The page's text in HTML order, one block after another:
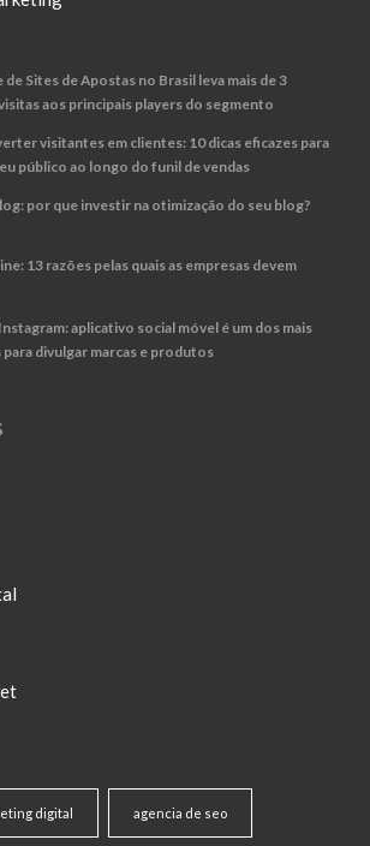
de Sites de Apostas no Brasil leva mais de 3
aos principais players do segmento
visitantes em clientes: 10 dicas eficazes para
público ao longo do funil de vendas
por que investir na otimização do seu blog?
13 razões pelas quais as empresas devem
aplicativo social móvel é um dos mais
divulgar marcas e produtos
digital agencia de seo